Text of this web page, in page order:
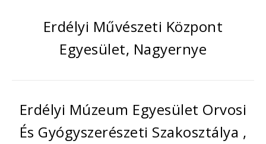
Erdélyi Művészeti Központ
Egyesület, Nagyernye
Erdélyi Múzeum Egyesület Orvosi
És Gyógyszerészeti Szakosztálya ,